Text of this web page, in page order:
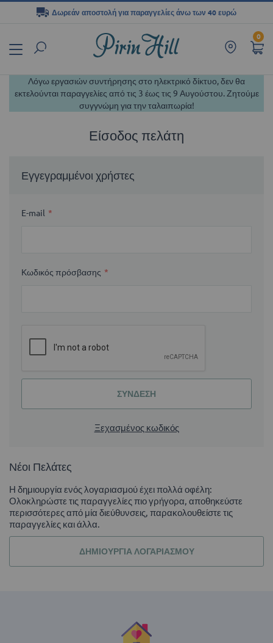
0
Δωρεάν αποστολή για παραγγελίες άνω των 40 ευρώ
περιεχόμενο
Λόγω εργασιών συντήρησης στο ηλεκτρικό δίκτυο, δεν θα
εκτελούνται παραγγελίες από τις 3 έως τις 9 Αυγούστου. Ζητούμε
συγγνώμη για την ταλαιπωρία!
Είσοδος πελάτη
Εγγεγραμμένοι χρήστες
E-mail
Κωδικός πρόσβασης
ΣΎΝΔΕΣΗ
Ξεχασμένος κωδικός
Νέοι Πελάτες
Η δημιουργία ενός λογαριασμού έχει πολλά οφέλη:
Ολοκληρώστε τις παραγγελίες πιο γρήγορα, αποθηκεύστε
περισσότερες από μία διεύθυνσεις, παρακολουθείστε τις
παραγγελίες και άλλα.
ΔΗΜΙΟΥΡΓΊΑ ΛΟΓΑΡΙΑΣΜΟΎ